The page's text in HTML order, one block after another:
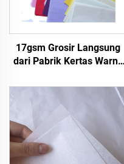
17gsm Grosir Langsung
dari Pabrik Kertas Warna
Disesuaikan Kertas
Wrapping untuk Pakaian
Sepatu Hadiah Bunga
Kertas Tissue